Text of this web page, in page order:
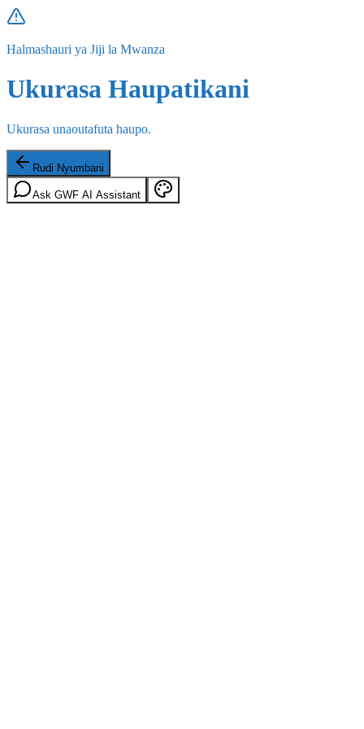
Halmashauri ya Jiji la Mwanza
Ukurasa Haupatikani
Ukurasa unaoutafuta haupo.
Rudi Nyumbani
Ask GWF AI Assistant